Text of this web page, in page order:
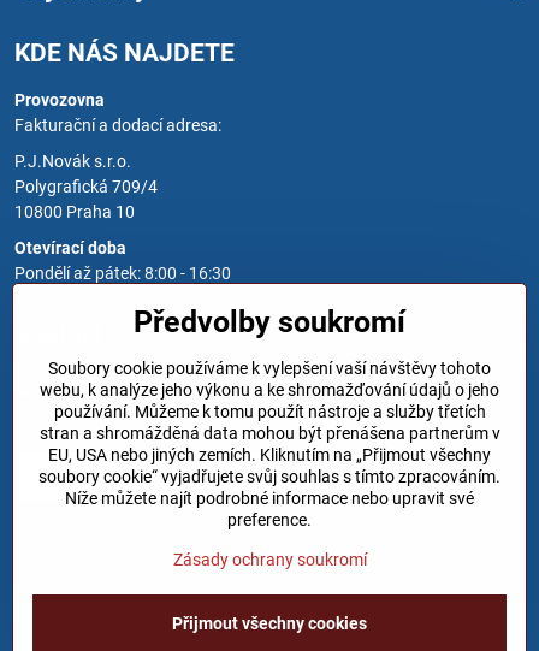
KDE NÁS NAJDETE
Provozovna
Fakturační a dodací adresa:
P.J.Novák s.r.o.
Polygrafická 709/4
10800 Praha 10
Otevírací doba
Pondělí až pátek: 8:00 - 16:30
Zavoláme Vám zpět
Váš telefon*
Předvolby soukromí
Soubory cookie používáme k vylepšení vaší návštěvy tohoto
webu, k analýze jeho výkonu a ke shromažďování údajů o jeho
používání. Můžeme k tomu použít nástroje a služby třetích
stran a shromážděná data mohou být přenášena partnerům v
EU, USA nebo jiných zemích. Kliknutím na „Přijmout všechny
soubory cookie“ vyjadřujete svůj souhlas s tímto zpracováním.
Níže můžete najít podrobné informace nebo upravit své
preference.
Zásady ochrany soukromí
Přijmout všechny cookies